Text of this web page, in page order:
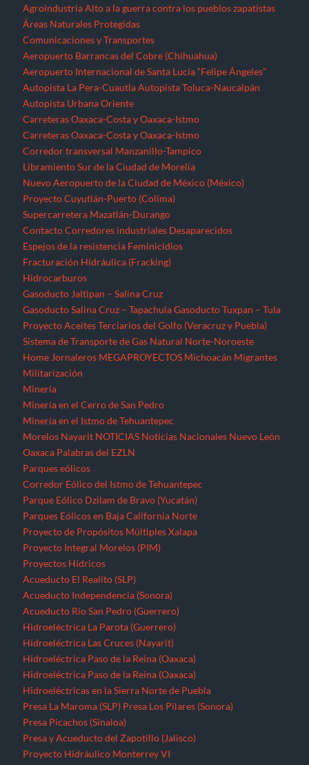
Nuevo Aeropuerto de la Ciudad de México (México)
Proyecto Cuyutlán-Puerto (Colima)
Supercarretera Mazatlán-Durango
ContactoCorredores industrialesDesaparecidos
Espejos de la resistenciaFeminicidios
Fracturación Hidráulica (Fracking)
Hidrocarburos
Gasoducto Jaltipan – Salina Cruz
Gasoducto Salina Cruz – TapachulaGasoducto Tuxpan – Tula
Proyecto Aceites Terciarios del Golfo (Veracruz y Puebla)
Sistema de Transporte de Gas Natural Norte-Noroeste
Home JornalerosMEGAPROYECTOSMichoacánMigrantes
Militarización
Minería
Minería en el Cerro de San Pedro
Minería en el Istmo de Tehuantepec
MorelosNayaritNOTICIASNoticias Nacionales
OaxacaPalabras del EZLN
Parques eólicos
Corredor Eólico del Istmo de Tehuantepec
Parque Eólico Dzilam de Bravo (Yucatán)
Parques Eólicos en Baja California Norte
Proyecto de Propósitos Múltiples Xalapa
Proyecto Integral Morelos (PIM)
Proyectos Hídricos
Acueducto El Realito (SLP)
Acueducto Independencia (Sonora)
Acueducto Río San Pedro (Guerrero)
Hidroeléctrica La Parota (Guerrero)
Hidroeléctrica Las Cruces (Nayarit)
Hidroeléctrica Paso de la Reina (Oaxaca)
Hidroeléctrica Paso de la Reina (Oaxaca)
Hidroeléctricas en la Sierra Norte de Puebla
Presa La Maroma (SLP) Presa Los Pilares (Sonora)
Presa Picachos (Sinaloa)
Presa y Acueducto del Zapotillo (Jalisco)
Proyecto Hidráulico Monterrey VI
Proyecto Hídrico el Naranjal (Veracruz)
Puebla QuerétaroQuintana Roo
Recursos forestales
Extracción de maderas preciosas en Ostula (Michoacán)
San Luis Potosí
Seminario “El pensamiento crítico frente a la hidra
capitalista”
Sinaloa SonoraTabasco Tamaulipas TlaxcalaTren Maya
VeracruzViolencia contra periodistas
Zonas de Desarrollo Económico y Social (ZODES) Ciudad de
México